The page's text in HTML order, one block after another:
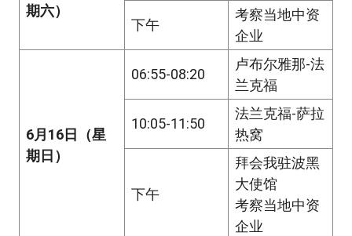
期六）
下午
考察当地中资
企业
6月16日（星
期日）
06:55-08:20
卢布尔雅那-法
兰克福
10:05-11:50
法兰克福-萨拉
热窝
下午
拜会我驻波黑
大使馆
考察当地中资
企业